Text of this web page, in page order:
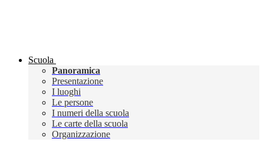
Scuola
Panoramica
Presentazione
I luoghi
Le persone
I numeri della scuola
Le carte della scuola
Organizzazione